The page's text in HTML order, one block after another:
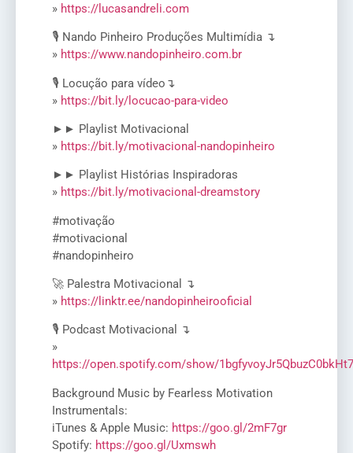
» https://lucasandreli.com
🎙️ Nando Pinheiro Produções Multimídia ↴
» https://www.nandopinheiro.com.br
🎙️ Locução para vídeo↴
» https://bit.ly/locucao-para-video
►► Playlist Motivacional
» https://bit.ly/motivacional-nandopinheiro
►► Playlist Histórias Inspiradoras
» https://bit.ly/motivacional-dreamstory
#motivação
#motivacional
#nandopinheiro
🚀 Palestra Motivacional ↴
» https://linktr.ee/nandopinheirooficial
🎙️ Podcast Motivacional ↴
»
https://open.spotify.com/show/1bgfyvoyJr5QbuzC0bkHt7
Background Music by Fearless Motivation
Instrumentals:
iTunes & Apple Music: https://goo.gl/2mF7gr
Spotify: https://goo.gl/Uxmswh